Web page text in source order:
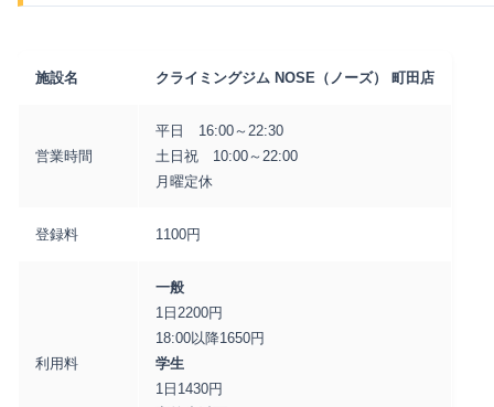
施設名 クライミングジム NOSE（ノーズ） 町田店
営業時間
平日 16:00～22:30
土日祝 10:00～22:00
月曜定休
登録料 1100円
利用料
一般
1日2200円
18:00以降1650円
学生
1日1430円